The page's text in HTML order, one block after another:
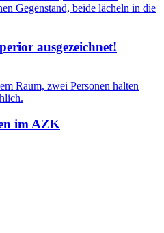
ausgezeichnet!
im AZK